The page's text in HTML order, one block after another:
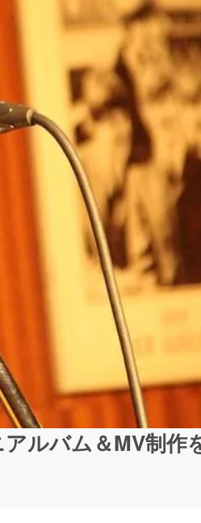
ルバム＆MV制作